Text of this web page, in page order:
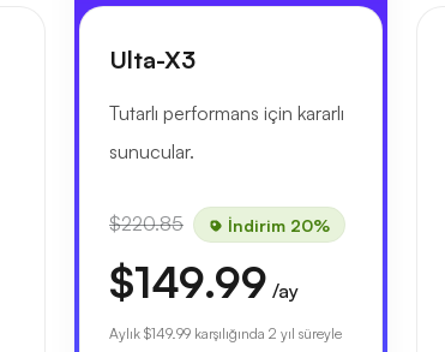
Ulta-X3
Tutarlı performans için kararlı
sunucular.
$220.85 İndirim 20%
$149.99 /ay
Aylık $149.99 karşılığında 2 yıl süreyle